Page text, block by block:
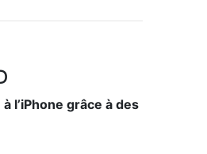
l’iPhone grâce à des